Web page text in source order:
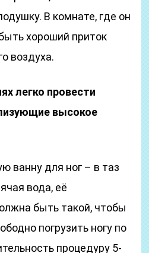
В комнате, где он
хороший приток
воздуха.
легко провести
высокое
ванну для ног – в таз
вода, её
быть такой, чтобы
погрузить ногу по
процедуру 5-